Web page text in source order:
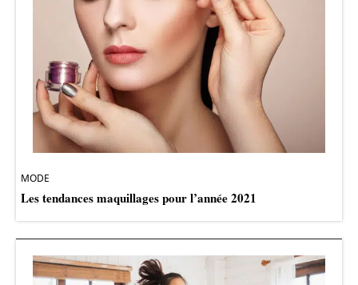
MODE
Les tendances maquillages pour l’année 2021